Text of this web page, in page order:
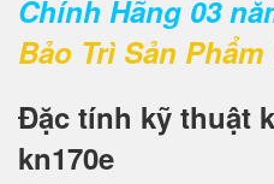
Chính Hãng 03
Bảo Trì Sản
Đặc tính kỹ thuật
kn170e